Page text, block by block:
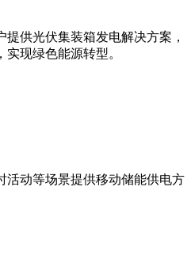
供光伏集装箱发电解决方案，
现绿色能源转型。
活动等场景提供移动储能供电方